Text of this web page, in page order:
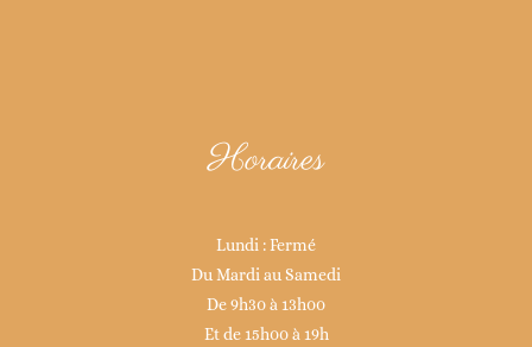
Horaires
Lundi : Fermé
Du Mardi au Samedi
De 9h30 à 13h00
Et de 15h00 à 19h